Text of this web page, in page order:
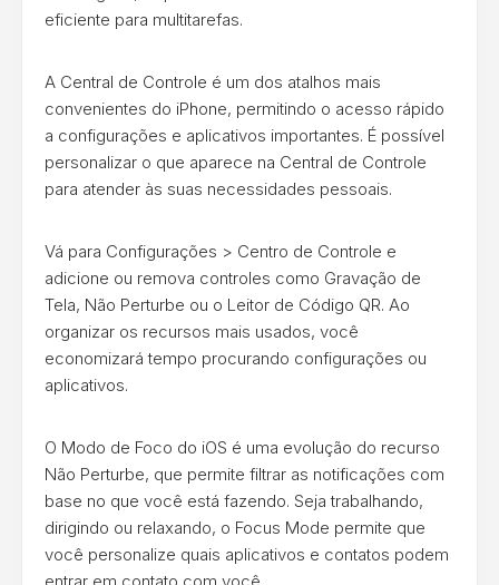
eficiente para multitarefas.
A Central de Controle é um dos atalhos mais
convenientes do iPhone, permitindo o acesso rápido
a configurações e aplicativos importantes. É possível
personalizar o que aparece na Central de Controle
para atender às suas necessidades pessoais.
Vá para Configurações > Centro de Controle e
adicione ou remova controles como Gravação de
Tela, Não Perturbe ou o Leitor de Código QR. Ao
organizar os recursos mais usados, você
economizará tempo procurando configurações ou
aplicativos.
O Modo de Foco do iOS é uma evolução do recurso
Não Perturbe, que permite filtrar as notificações com
base no que você está fazendo. Seja trabalhando,
dirigindo ou relaxando, o Focus Mode permite que
você personalize quais aplicativos e contatos podem